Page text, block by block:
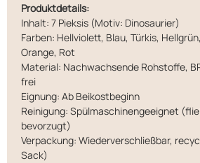
Produktdetails:
Inhalt: 7 Pieksis (Motiv: Dinosaurier)
Farben: Hellviolett, Blau, Türkis,
Orange, Rot
Material: Nachwachsende Rohstoffe,
frei
Eignung: Ab Beikostbeginn
Reinigung: Spülmaschinengeeignet
bevorzugt)
Verpackung: Wiederverschließbar,
Sack)